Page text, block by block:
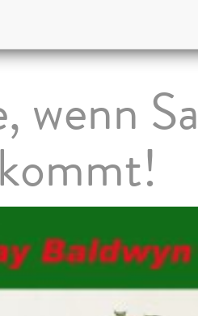
wenn
kommt!